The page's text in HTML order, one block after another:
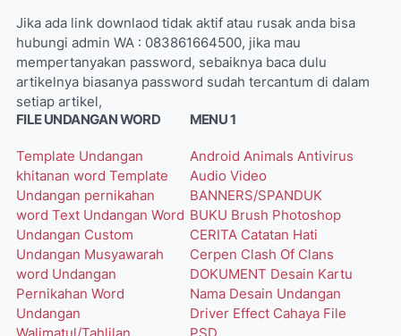
Jika ada link downlaod tidak aktif atau rusak anda bisa
hubungi admin WA : 083861664500, jika mau
mempertanyakan password, sebaiknya baca dulu
artikelnya biasanya password sudah tercantum di dalam
setiap artikel,
FILE UNDANGAN WORD
Template Undangan
khitanan word Template
Undangan pernikahan
word Text Undangan Word
Undangan Custom
Undangan Musyawarah
word Undangan
Pernikahan Word
Undangan
MENU 1
Android Animals Antivirus
Audio Video
BANNERS/SPANDUK
BUKU Brush Photoshop
CERITA Catatan Hati
Cerpen Clash Of Clans
DOKUMENT Desain Kartu
Nama Desain Undangan
Driver Effect Cahaya File